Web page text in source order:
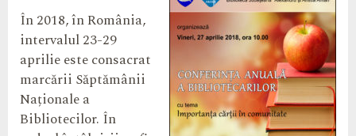
În 2018, în România,
intervalul 23-29
aprilie este consacrat
marcării Săptămânii
Naționale a
Bibliotecilor. În